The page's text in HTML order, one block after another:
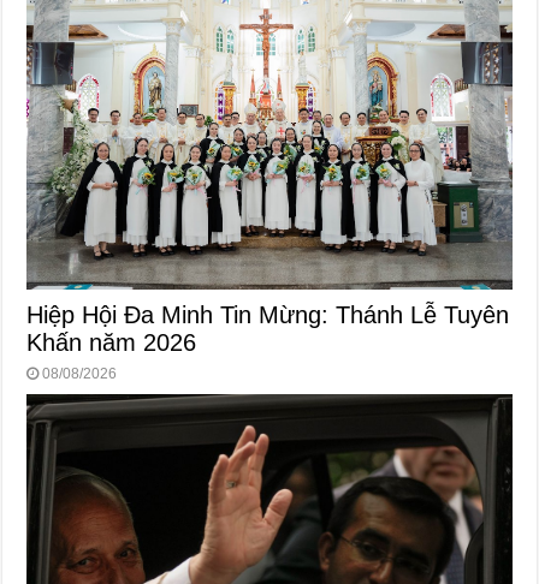
Hiệp Hội Đa Minh Tin Mừng: Thánh Lễ Tuyên
Khấn năm 2026
08/08/2026